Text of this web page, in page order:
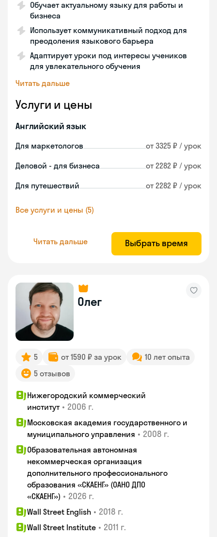
Обучает актуальному языку для работы и
бизнеса
Использует коммуникативный подход для
преодоления языкового барьера
Адаптирует уроки под интересы учеников
для увлекательного обучения
Читать дальше
Услуги и цены
Английский язык
Для маркетологов от 3325 ₽ / урок
Деловой - для бизнеса от 2282 ₽ / урок
Для путешествий от 2282 ₽ / урок
Все услуги и цены (5)
Читать дальше Выбрать время
Олег
5 от 1590 ₽ за урок
10 лет опыта
5 отзывов
Нижегородский коммерческий
институт • 2006 г.
Московская академия государственного и
муниципального управления • 2008 г.
Образовательная автономная
некоммерческая организация
дополнительного профессионального
образования «СКАЕНГ» (ОАНО ДПО
«СКАЕНГ») • 2026 г.
Wall Street English • 2018 г.
Wall Street Institute • 2011 г.